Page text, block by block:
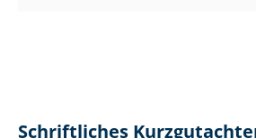
Schriftliches